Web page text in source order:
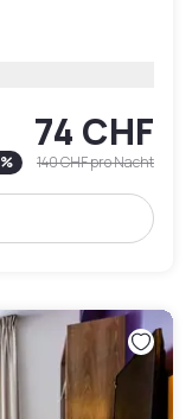
74 CHF
% 140 CHFpro Nacht